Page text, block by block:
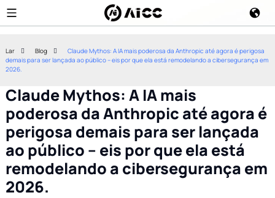
Lar Blog
Claude Mythos: A IA mais poderosa da Anthropic até agora é perigosa
demais para ser lançada ao público – eis por que ela está remodelando a cibersegurança em
2026.
Claude Mythos: A IA mais
poderosa da Anthropic até agora é
perigosa demais para ser lançada
ao público – eis por que ela está
remodelando a cibersegurança em
2026.